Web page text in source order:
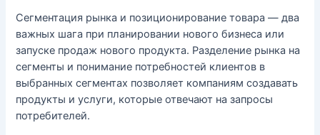
Сегментация рынка и позиционирование товара — два
важных шага при планировании нового бизнеса или
запуске продаж нового продукта. Разделение рынка на
сегменты и понимание потребностей клиентов в
выбранных сегментах позволяет компаниям создавать
продукты и услуги, которые отвечают на запросы
потребителей.